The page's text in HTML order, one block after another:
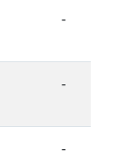
-
-
-